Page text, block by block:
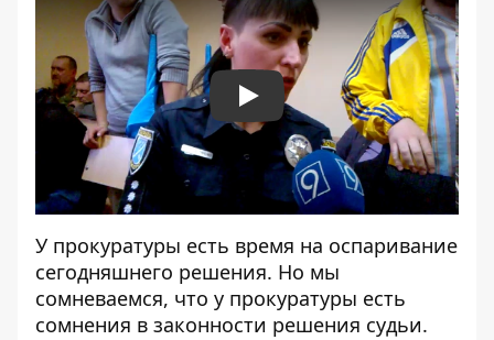
Play
У прокуратуры есть время на оспаривание
сегодняшнего решения. Но мы
сомневаемся, что у прокуратуры есть
сомнения в законности решения судьи.